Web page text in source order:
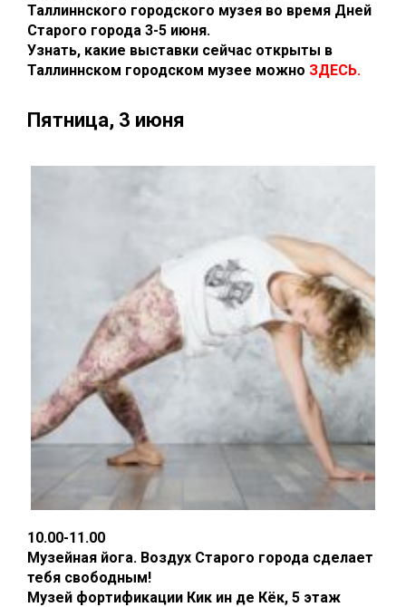
Таллиннского городского музея во время Дней
Старого города 3-5 июня.
Узнать, какие выставки сейчас открыты в
Таллиннском городском музее можно ЗДЕСЬ.
Пятница, 3 июня
10.00-11.00
Музейная йога. Воздух Старого города сделает
тебя свободным!
Музей фортификации Кик ин де Кёк, 5 этаж